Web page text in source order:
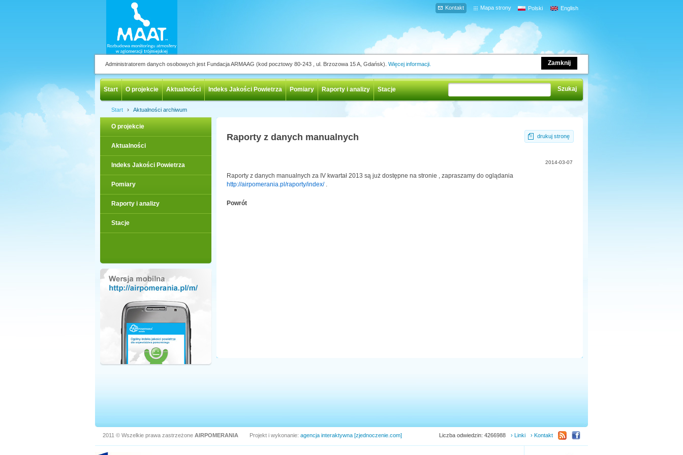
Zamknij
Administratorem danych osobowych jest Fundacja ARMAAG (kod pocztowy 80-243 , ul. Brzozowa 15 A, Gdańsk). Więcej informacji.
Mapa strony
Kontakt Polski English
Start O projekcie Aktualności Indeks Jakości Powietrza Pomiary Raporty i analizy Stacje
Start › Aktualności archiwum
O projekcie
Aktualności
Indeks Jakości Powietrza
Pomiary
Raporty i analizy
Stacje
drukuj stronę
Raporty z danych manualnych
2014-03-07
Raporty z danych manualnych za IV kwartał 2013 są już dostępne na stronie , zapraszamy do oglądania
http://airpomerania.pl/raporty/index/.
Powrót
2011 © Wszelkie prawa zastrzeżone AIRPOMERANIA Projekt i wykonanie: agencja interaktywna [zjednoczenie.com] › Kontakt
› Linki
Liczba odwiedzin: 4266988